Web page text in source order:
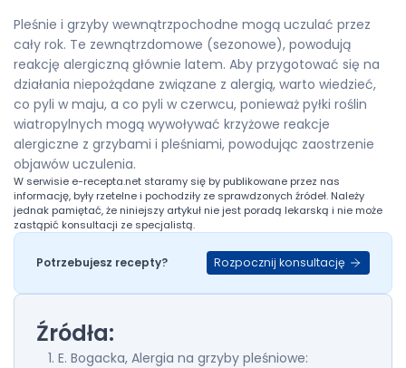
Pleśnie i grzyby wewnątrzpochodne mogą uczulać przez
cały rok. Te zewnątrzdomowe (sezonowe), powodują
reakcję alergiczną głównie latem. Aby przygotować się na
działania niepożądane związane z alergią, warto wiedzieć,
co pyli w maju, a co pyli w czerwcu, ponieważ pyłki roślin
wiatropylnych mogą wywoływać krzyżowe reakcje
alergiczne z grzybami i pleśniami, powodując zaostrzenie
objawów uczulenia.
W serwisie e-recepta.net staramy się by publikowane przez nas
informację, były rzetelne i pochodziły ze sprawdzonych źródeł. Należy
jednak pamiętać, że niniejszy artykuł nie jest poradą lekarską i nie może
zastąpić konsultacji ze specjalistą.
Potrzebujesz recepty? Rozpocznij konsultację
Źródła:
E. Bogacka, Alergia na grzyby pleśniowe: